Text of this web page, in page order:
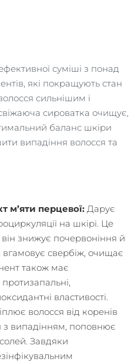
суміші з понад
які покращують стан
сильнішим і
сироватка очищує,
баланс шкіри
випадіння волосся та
м’яти перцевої: Дарує
на шкірі. Це
знижує почервоніння й
свербіж, очищає
також має
властивості.
волосся від коренів
з випадінням, поповнює
Завдяки